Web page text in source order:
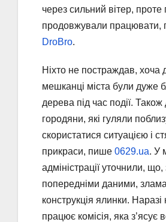
через сильний вітер, проте
продовжували працювати,
DroBro.
Ніхто не постраждав, хоча
мешканці міста були дуже
дерева під час події. Також
городяни, які гуляли
скористатися ситуацією і
прикраси, пише 0629.ua. У
адміністрації уточнили, що,
попередніми даними,
конструкція ялинки. Наразі
працює комісія, яка з’ясує